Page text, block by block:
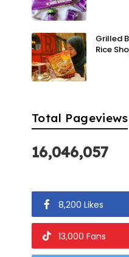
Grilled
Rice
Total Pageviews
16,046,057
8,200 Likes
13,000 Fans